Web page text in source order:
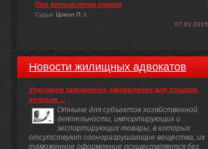
Про виправлення описки
Судья: Цокол Л. І.
07.01.2015
Новости жилищных адвокатов
Упрощено таможенное оформление для товаров,
которые ...
Отныне для субъектов хозяйственной
деятельности, импортирующих и
экспортирующих товары, в которых
отсутствуют озоноразрушающие вещества, их
таможенное оформление осуществляется без